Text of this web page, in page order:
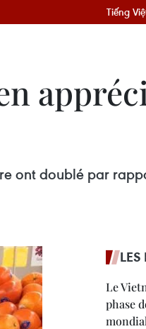
Tiếng
ont doublé par
LES
Le
phase